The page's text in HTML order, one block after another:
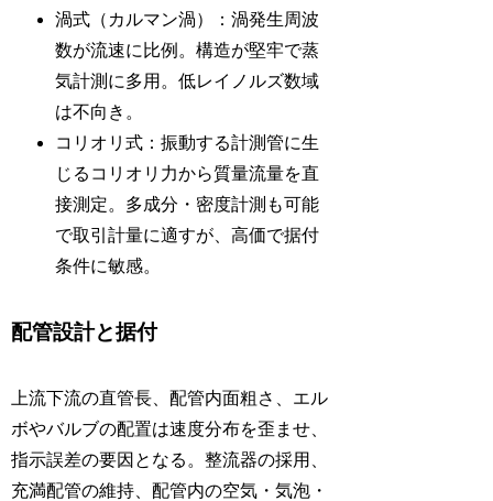
渦式（カルマン渦）：渦発生周波
数が流速に比例。構造が堅牢で蒸
気計測に多用。低レイノルズ数域
は不向き。
コリオリ式：振動する計測管に生
じるコリオリ力から質量流量を直
接測定。多成分・密度計測も可能
で取引計量に適すが、高価で据付
条件に敏感。
配管設計と据付
上流下流の直管長、配管内面粗さ、エル
ボやバルブの配置は速度分布を歪ませ、
指示誤差の要因となる。整流器の採用、
充満配管の維持、配管内の空気・気泡・